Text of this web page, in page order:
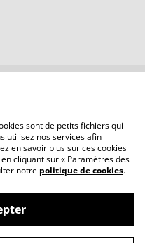
Politique de cookies
sont de petits fichiers qui
utilisez nos services afin
en savoir plus sur ces cookies
cliquant sur « Paramètres des
notre politique de cookies.